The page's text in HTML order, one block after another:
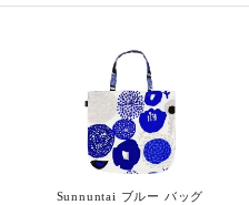
Sunnuntai ブルー バッグ